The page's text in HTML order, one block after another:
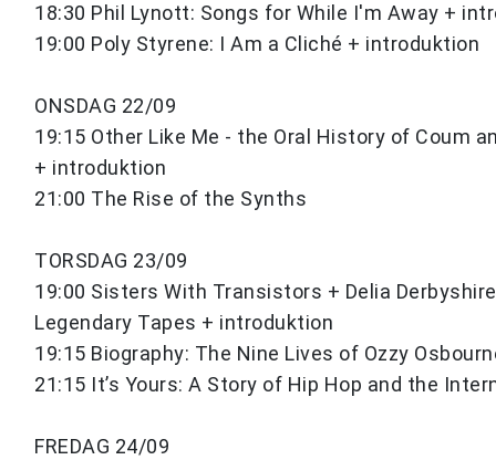
18:30 Phil Lynott: Songs for While I'm Away +
19:00 Poly Styrene: I Am a Cliché + introduktion
ONSDAG 22/09
19:15 Other Like Me - the Oral History of Coum
+ introduktion
21:00 The Rise of the Synths
TORSDAG 23/09
19:00 Sisters With Transistors + Delia
Legendary Tapes + introduktion
19:15 Biography: The Nine Lives of Ozzy
21:15 It’s Yours: A Story of Hip Hop and the
FREDAG 24/09